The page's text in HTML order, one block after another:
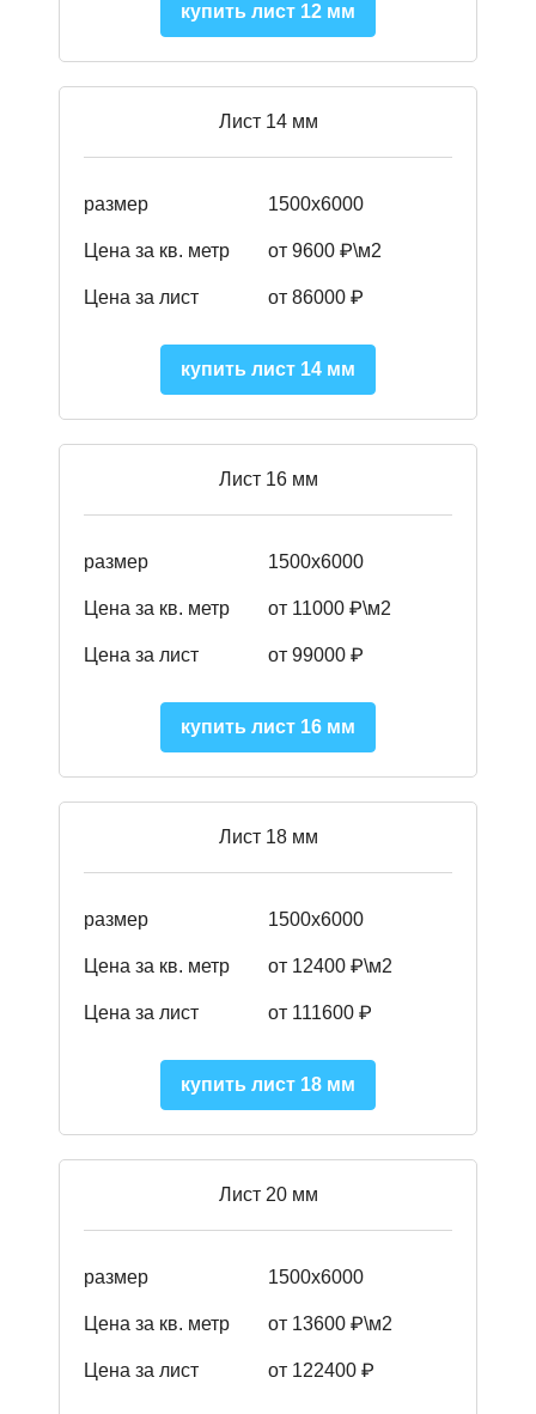
купить лист 12 мм
Лист 14 мм
размер 1500х6000
Цена за кв. метр от 9600 ₽\м2
Цена за лист от 86000 ₽
купить лист 14 мм
Лист 16 мм
размер 1500х6000
Цена за кв. метр от 11000 ₽\м2
Цена за лист от 99000 ₽
купить лист 16 мм
Лист 18 мм
размер 1500х6000
Цена за кв. метр от 12400 ₽\м2
Цена за лист от 111600 ₽
купить лист 18 мм
Лист 20 мм
размер 1500х6000
Цена за кв. метр от 13600 ₽\м2
Цена за лист от 122400 ₽